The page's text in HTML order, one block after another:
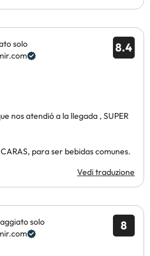
8.4
solo
nos atendió a la llegada , SUPER
para ser bebidas comunes.
Vedi traduzione
8
solo